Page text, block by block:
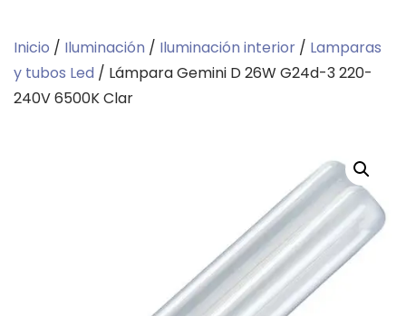
Inicio / Iluminación / Iluminación interior / Lamparas
y tubos Led / Lámpara Gemini D 26W G24d-3 220-
240V 6500K Clar